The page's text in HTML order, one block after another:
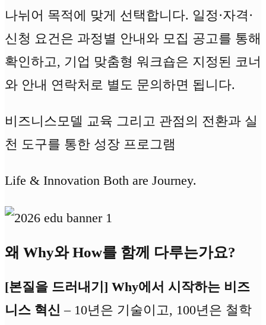
나뉘어 목적에 맞게 선택합니다. 일정·자격·
신청 요건은 과정별 안내와 모집 공고를 통해
확인하고, 기업 맞춤형 워크숍은 지정된 코너
와 안내 연락처로 별도 문의하면 됩니다.
비즈니스모델 교육 그리고 관점의 전환과 실
천 도구를 통한 성장 프로그램
Life & Innovation Both are Journey.
왜 Why와 How를 함께 다루는가요?
[본질을 드러내기] Why에서 시작하는 비즈
니스 혁신 – 10년은 기술이고, 100년은 철학